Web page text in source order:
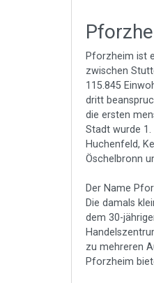
Pforzheim ist
zwischen
115.845
dritt
die ersten
Stadt wurde 1.
Huchenfeld,
Öschelbronn
Der Name
Die damals
dem 30-
zu mehreren
Pforzheim